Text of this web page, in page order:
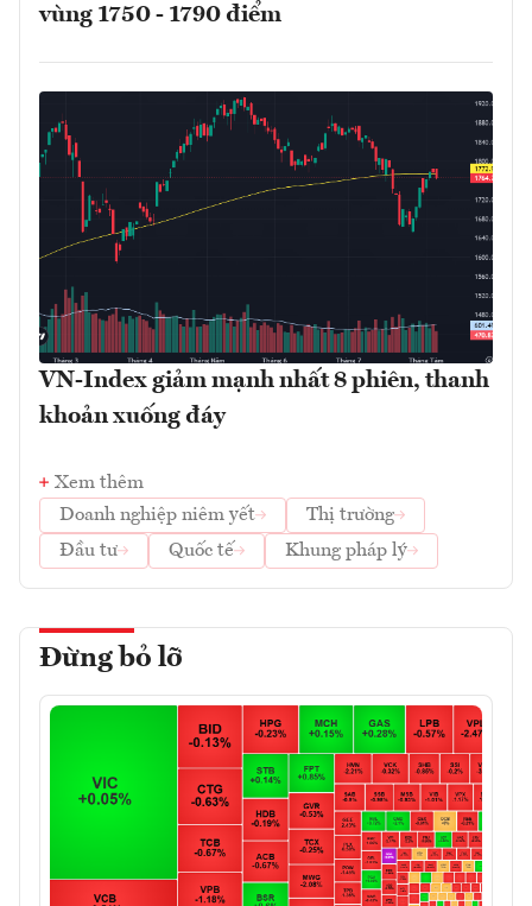
vùng 1750 - 1790 điểm
VN-Index giảm mạnh nhất 8 phiên, thanh
khoản xuống đáy
Xem thêm
Doanh nghiệp niêm yết
Thị trường
Đầu tư
Quốc tế Khung pháp lý
Đừng bỏ lỡ